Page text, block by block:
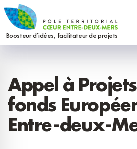
Aller
au
contenu
Boosteur d’idées, facilitateur de projets
Appel à
fonds
Entre-deux-
Panneau de gestion des cookies